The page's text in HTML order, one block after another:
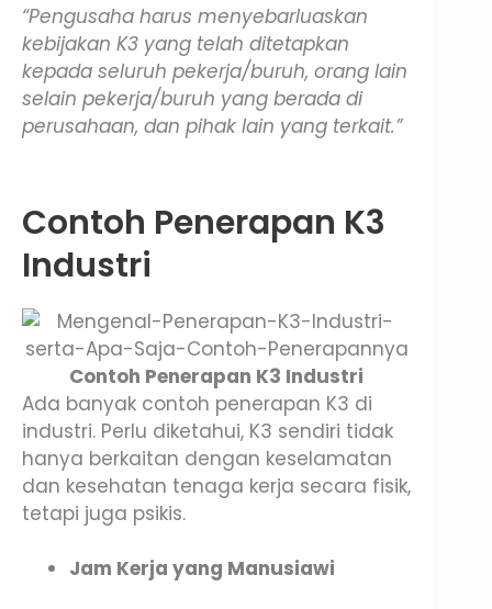
“Pengusaha harus menyebarluaskan
kebijakan K3 yang telah ditetapkan
kepada seluruh pekerja/buruh, orang lain
selain pekerja/buruh yang berada di
perusahaan, dan pihak lain yang terkait.”
Contoh Penerapan K3
Industri
Contoh Penerapan K3 Industri
Ada banyak contoh penerapan K3 di
industri. Perlu diketahui, K3 sendiri tidak
hanya berkaitan dengan keselamatan
dan kesehatan tenaga kerja secara fisik,
tetapi juga psikis.
Jam Kerja yang Manusiawi